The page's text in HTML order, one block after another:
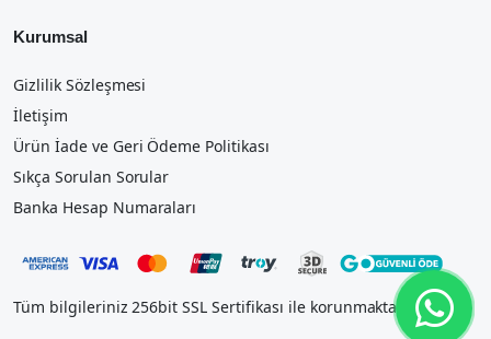
Kurumsal
Gizlilik Sözleşmesi
İletişim
Ürün İade ve Geri Ödeme Politikası
Sıkça Sorulan Sorular
Banka Hesap Numaraları
Tüm bilgileriniz 256bit SSL Sertifikası ile korunmaktadır.